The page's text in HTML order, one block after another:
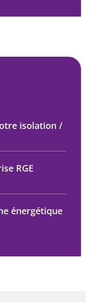
isolation /
RGE
énergétique